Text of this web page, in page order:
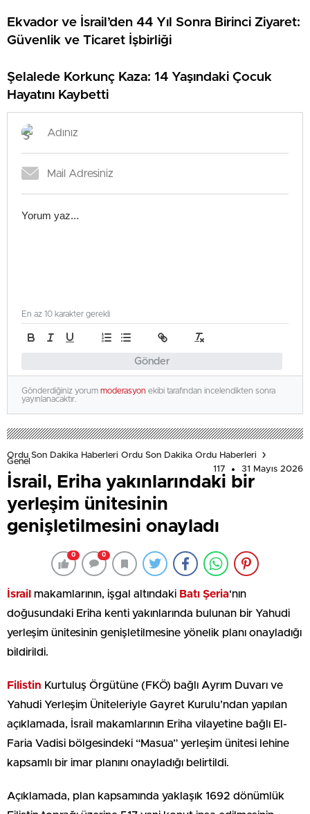
Ekvador ve İsrail’den 44 Yıl Sonra Birinci Ziyaret:
Güvenlik ve Ticaret İşbirliği
Şelalede Korkunç Kaza: 14 Yaşındaki Çocuk
Hayatını Kaybetti
Gönder
En az 10 karakter gerekli
Gönderdiğiniz yorum moderasyon ekibi tarafından incelendikten sonra
yayınlanacaktır.
Ordu Son Dakika Haberleri Ordu Son Dakika Ordu Haberleri
Genel
117
31 Mayıs 2026
İsrail, Eriha yakınlarındaki bir
yerleşim ünitesinin
genişletilmesini onayladı
0 0
İsrail makamlarının, işgal altındaki Batı Şeria‘nın
doğusundaki Eriha kenti yakınlarında bulunan bir Yahudi
yerleşim ünitesinin genişletilmesine yönelik planı onayladığı
bildirildi.
Filistin Kurtuluş Örgütüne (FKÖ) bağlı Ayrım Duvarı ve
Yahudi Yerleşim Üniteleriyle Gayret Kurulu’ndan yapılan
açıklamada, İsrail makamlarının Eriha vilayetine bağlı El-
Faria Vadisi bölgesindeki “Masua” yerleşim ünitesi lehine
kapsamlı bir imar planını onayladığı belirtildi.
Açıklamada, plan kapsamında yaklaşık 1692 dönümlük